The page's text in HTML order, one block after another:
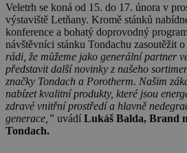
Veletrh se koná od 15. do 17. února v
výstaviště Letňany. Kromě stánků
konference a bohatý doprovodný
návštěvníci stánku Tondachu zasoutěžit o
rádi, že můžeme jako generální partner
představit další novinky z našeho
značky Tondach a Porotherm. Našim
nabízet kvalitní produkty, které jsou
zdravé vnitřní prostředí a hlavně
generace,” uvádí Lukáš Balda, Brand
Tondach.